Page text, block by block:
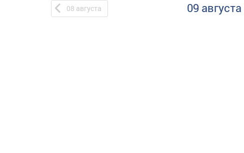
08 августа 09 августа